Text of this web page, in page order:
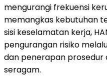
mengurangi frekuensi
memangkas kebutuhan
sisi keselamatan kerja,
pengurangan risiko
dan penerapan prosedur
seragam.